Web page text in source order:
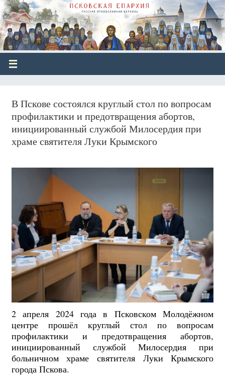
В Пскове состоялся круглый стол по вопросам
профилактики и предотвращения абортов,
инициированный службой Милосердия при
храме святителя Луки Крымского
2 апреля 2024 года в Псковском Молодёжном
центре прошёл круглый стол по вопросам
профилактики и предотвращения абортов,
инициированный службой Милосердия при
больничном храме святителя Луки Крымского
города Пскова.